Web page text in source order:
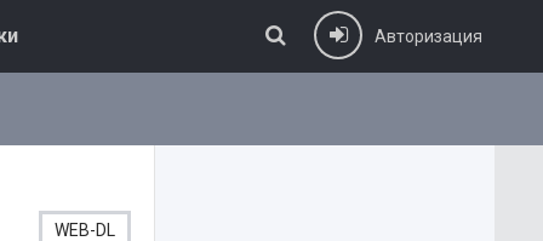
Авторизация
WEB-DL